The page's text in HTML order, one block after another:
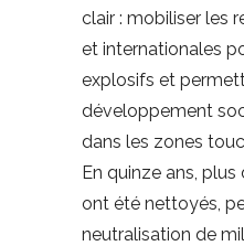
clair : mobiliser les
et internationales
explosifs et
développement
dans les zones
En quinze ans,
ont été nettoyés,
neutralisation de